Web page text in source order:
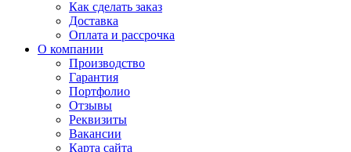
Как сделать заказ
Доставка
Оплата и рассрочка
О компании
Производство
Гарантия
Портфолио
Отзывы
Реквизиты
Вакансии
Карта сайта